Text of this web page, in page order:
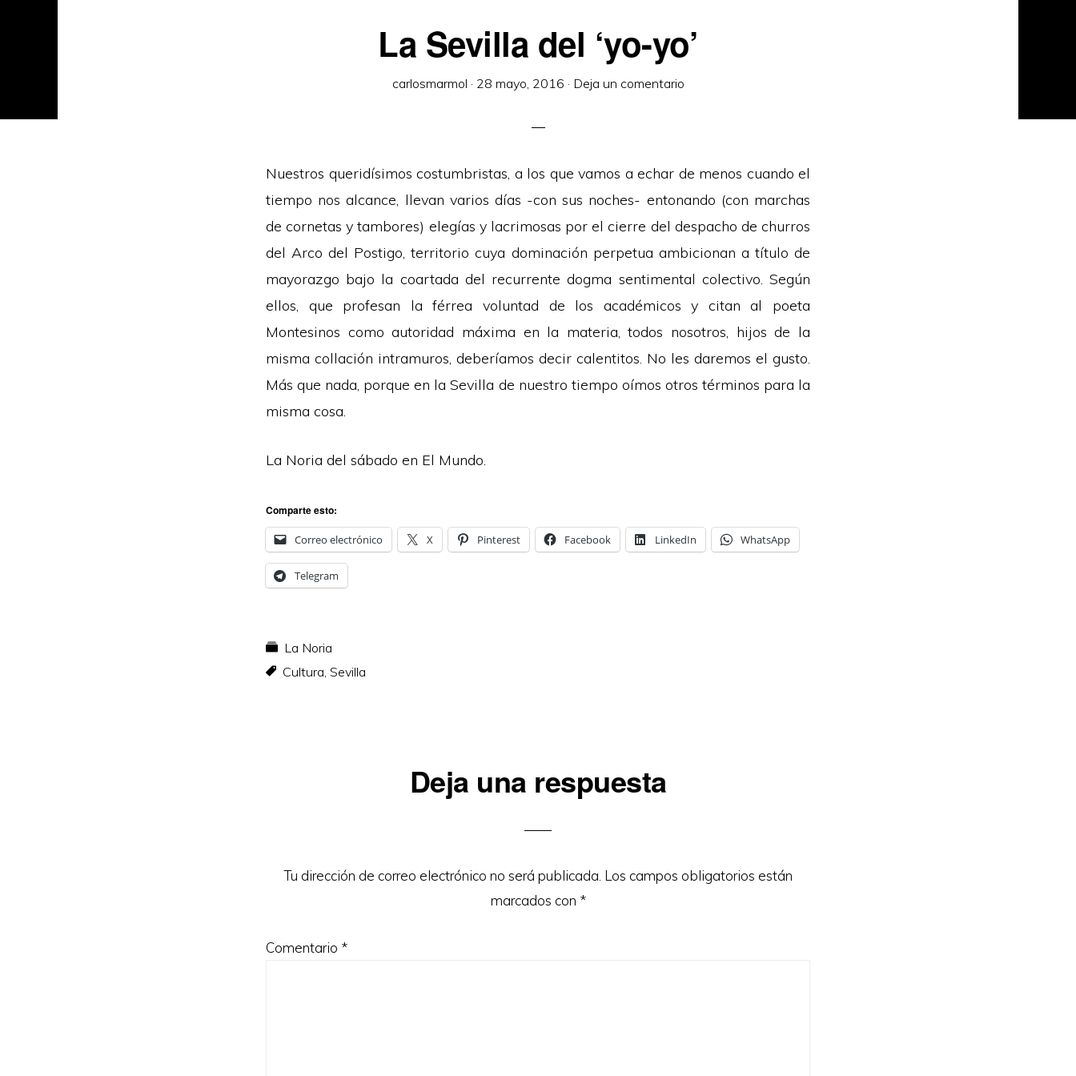
La Sevilla del ‘yo-yo’
carlosmarmol · 28 mayo, 2016 · Deja un comentario
Nuestros queridísimos costumbristas, a los que vamos a echar de menos cuando el
tiempo nos alcance, llevan varios días -con sus noches- entonando (con marchas
de cornetas y tambores) elegías y lacrimosas por el cierre del despacho de churros
del Arco del Postigo, territorio cuya dominación perpetua ambicionan a título de
mayorazgo bajo la coartada del recurrente dogma sentimental colectivo. Según
ellos, que profesan la férrea voluntad de los académicos y citan al poeta
Montesinos como autoridad máxima en la materia, todos nosotros, hijos de la
misma collación intramuros, deberíamos decir calentitos. No les daremos el gusto.
Más que nada, porque en la Sevilla de nuestro tiempo oímos otros términos para la
misma cosa.
La Noria del sábado en El Mundo.
Comparte esto:
Correo electrónico X Pinterest Facebook LinkedIn WhatsApp
Telegram
La Noria
Cultura, Sevilla
lectores
Deja una respuesta
Tu dirección de correo electrónico no será publicada. Los campos obligatorios están
marcados con *
Comentario *